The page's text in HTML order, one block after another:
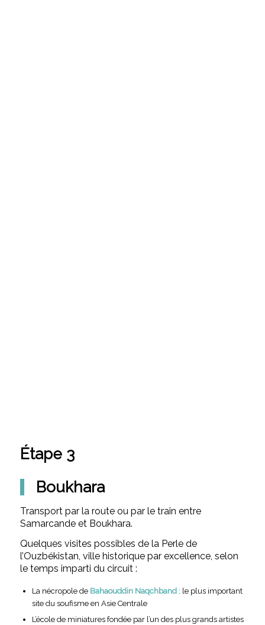
Étape 3
Boukhara
Transport par la route ou par le train entre
Samarcande et Boukhara.
Quelques visites possibles de la Perle de
l’Ouzbékistan, ville historique par excellence, selon
le temps imparti du circuit :
La nécropole de Bahaouddin Naqchband : le plus important
site du soufisme en Asie Centrale
L’école de miniatures fondée par l’un des plus grands artistes